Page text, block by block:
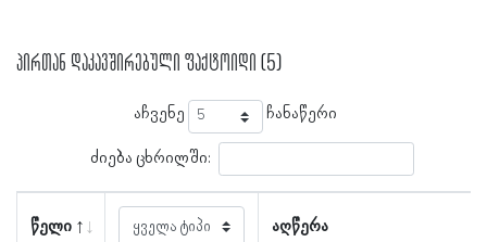
პირთან დაკავშირებული ფაქტოიდი (5)
აჩვენე ჩანაწერი
ძიება ცხრილში:
წელი აღწერა